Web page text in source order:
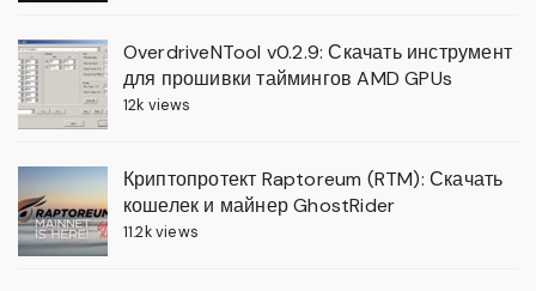
OverdriveNTool v0.2.9: Скачать инструмент
для прошивки таймингов AMD GPUs
12k views
Криптопротект Raptoreum (RTM): Скачать
кошелек и майнер GhostRider
11.2k views